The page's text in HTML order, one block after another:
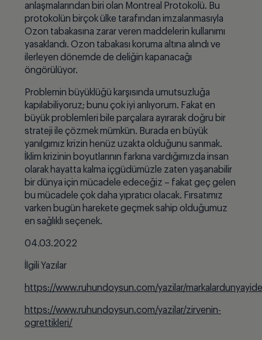
anlaşmalarından biri olan Montreal Protokolü. Bu
protokolün birçok ülke tarafından imzalanmasıyla
Ozon tabakasına zarar veren maddelerin kullanımı
yasaklandı. Ozon tabakası koruma altına alındı ve
ilerleyen dönemde de deliğin kapanacağı
öngörülüyor.
Problemin büyüklüğü karşısında umutsuzluğa
kapılabiliyoruz; bunu çok iyi anlıyorum. Fakat en
büyük problemleri bile parçalara ayırarak doğru bir
strateji ile çözmek mümkün. Burada en büyük
yanılgımız krizin henüz uzakta olduğunu sanmak.
İklim krizinin boyutlarının farkına vardığımızda insan
olarak hayatta kalma içgüdümüzle zaten yaşanabilir
bir dünya için mücadele edeceğiz – fakat geç gelen
bu mücadele çok daha yıpratıcı olacak. Fırsatımız
varken bugün harekete geçmek sahip olduğumuz
en sağlıklı seçenek.
04.03.2022
İlgili Yazılar
https://www.ruhundoysun.com/yazilar/
https://www.ruhundoysun.com/yazilar/zirvenin-
ogrettikleri/